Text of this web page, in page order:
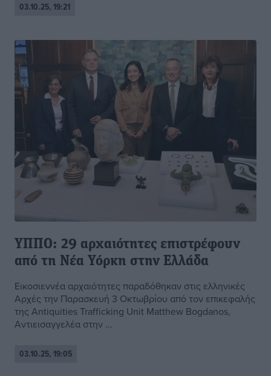
03.10.25, 19:21
ΥΠΠΟ: 29 αρχαιότητες επιστρέφουν
από τη Νέα Υόρκη στην Ελλάδα
Εικοσιεννέα αρχαιότητες παραδόθηκαν στις ελληνικές
Αρχές την Παρασκευή 3 Οκτωβρίου από τον επικεφαλής
της Antiquities Trafficking Unit Matthew Bogdanos,
Αντιεισαγγελέα στην ...
03.10.25, 19:05